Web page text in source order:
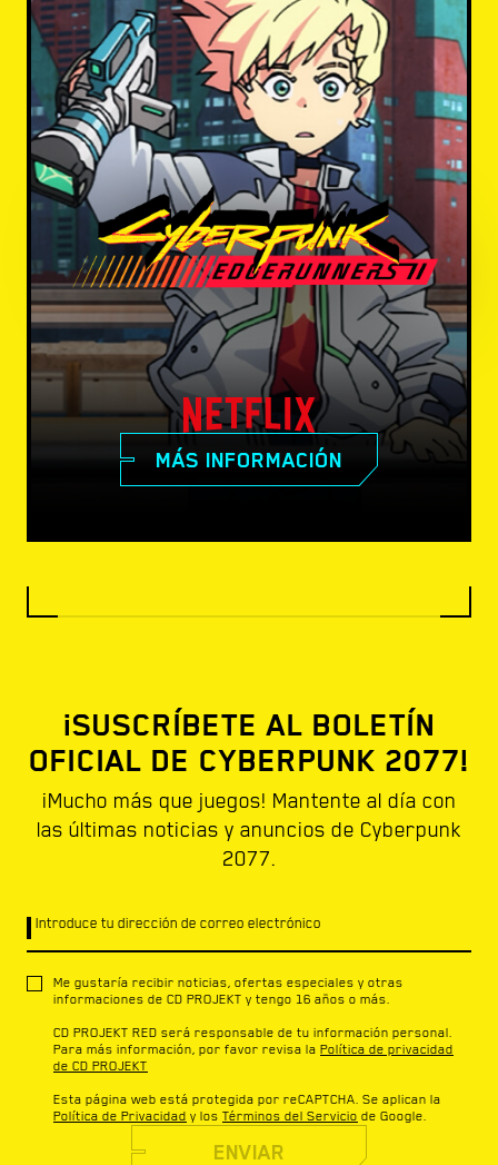
MÁS INFORMACIÓN
¡SUSCRÍBETE AL BOLETÍN
OFICIAL DE CYBERPUNK 2077!
¡Mucho más que juegos! Mantente al día con
las últimas noticias y anuncios de Cyberpunk
2077.
Introduce tu dirección de correo electrónico
Me gustaría recibir noticias, ofertas especiales y otras
informaciones de CD PROJEKT y tengo 16 años o más.
CD PROJEKT RED será responsable de tu información personal.
Para más información, por favor revisa la Política de privacidad
de CD PROJEKT
Esta página web está protegida por reCAPTCHA. Se aplican la
Política de Privacidad y los Términos del Servicio de Google.
ENVIAR